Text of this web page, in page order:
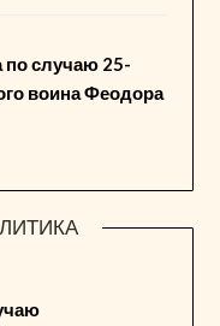
по случаю 25-
воина Феодора